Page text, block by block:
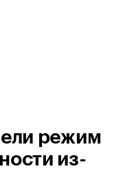
режим
из-